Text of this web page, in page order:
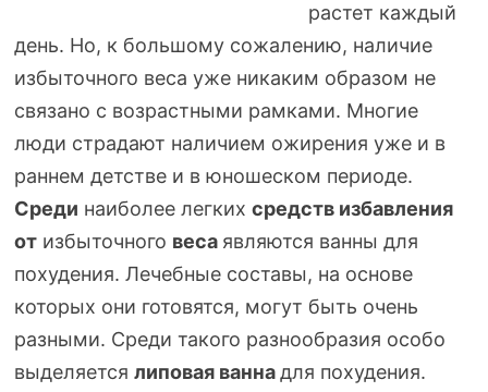
растет каждый
день. Но, к большому сожалению, наличие
избыточного веса уже никаким образом не
связано с возрастными рамками. Многие
люди страдают наличием ожирения уже и в
раннем детстве и в юношеском периоде.
Среди наиболее легких средств избавления
отизбыточного веса являются ванны для
похудения. Лечебные составы, на основе
которых они готовятся, могут быть очень
разными. Среди такого разнообразия особо
выделяется липовая ваннадля похудения.